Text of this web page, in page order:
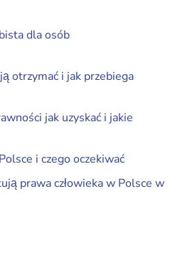
dla osób
otrzymać i jak przebiega
jak uzyskać i jakie
i czego oczekiwać
prawa człowieka w Polsce w